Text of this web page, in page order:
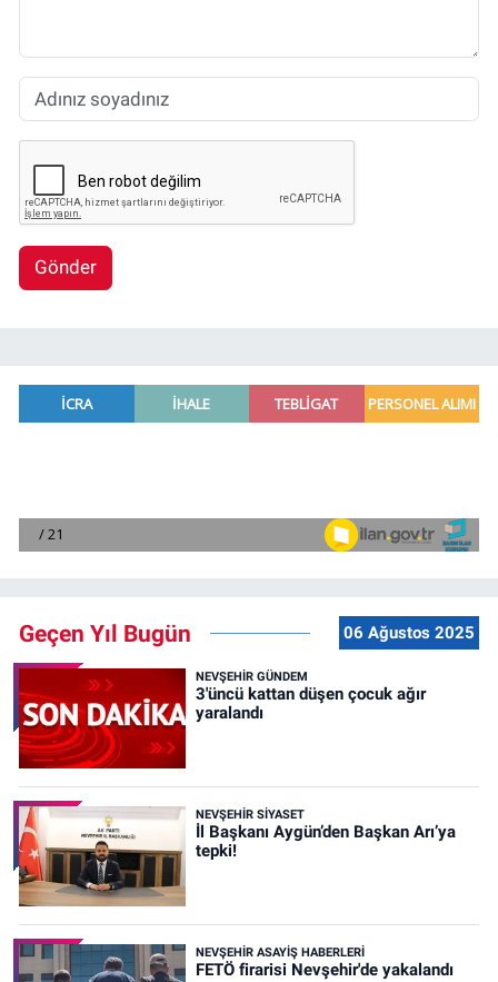
Gönder
Geçen Yıl Bugün 06 Ağustos 2025
NEVŞEHIR GÜNDEM
3'üncü kattan düşen çocuk ağır
yaralandı
NEVŞEHIR SIYASET
İl Başkanı Aygün’den Başkan Arı’ya
tepki!
NEVŞEHIR ASAYIŞ HABERLERI
FETÖ firarisi Nevşehir'de yakalandı